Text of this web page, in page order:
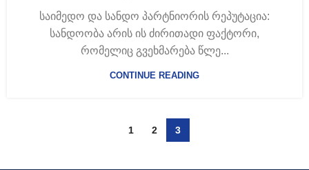
საიმედო და სანდო პარტნიორის რეპუტაცია:
სანდოობა არის ის ძირითადი ფაქტორი,
რომელიც გვეხმარება წლე...
CONTINUE READING
1 2 3